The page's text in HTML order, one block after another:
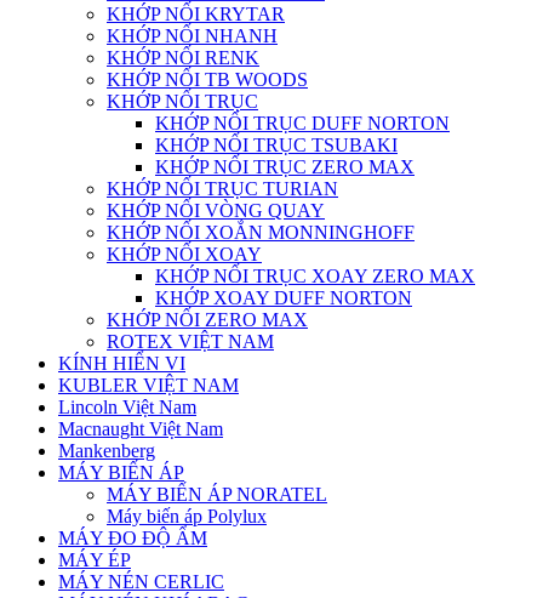
KHỚP NỐI KRYTAR
KHỚP NỐI NHANH
KHỚP NỐI RENK
KHỚP NỐI TB WOODS
KHỚP NỐI TRỤC
KHỚP NỐI TRỤC DUFF NORTON
KHỚP NỐI TRỤC TSUBAKI
KHỚP NỐI TRỤC ZERO MAX
KHỚP NỐI TRỤC TURIAN
KHỚP NỐI VÒNG QUAY
KHỚP NỐI XOẮN MONNINGHOFF
KHỚP NỐI XOAY
KHỚP NỐI TRỤC XOAY ZERO MAX
KHỚP XOAY DUFF NORTON
KHỚP NỐI ZERO MAX
ROTEX VIỆT NAM
KÍNH HIỂN VI
KUBLER VIỆT NAM
Lincoln Việt Nam
Macnaught Việt Nam
Mankenberg
MÁY BIẾN ÁP
MÁY BIẾN ÁP NORATEL
Máy biến áp Polylux
MÁY ĐO ĐỘ ẨM
MÁY ÉP
MÁY NÉN CERLIC